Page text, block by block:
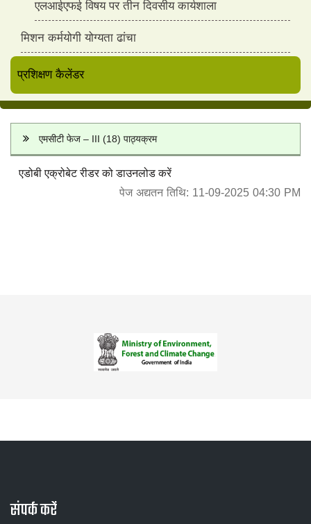
एलआईएफई विषय पर तीन दिवसीय कार्यशाला
मिशन कर्मयोगी योग्यता ढांचा
प्रशिक्षण कैलेंडर
एमसीटी फेज – III (18) पाठ्यक्रम
एडोबी एक्रोबेट रीडर को डाउनलोड करें
पेज अद्यतन तिथि: 11-09-2025 04:30 PM
संपर्क करें